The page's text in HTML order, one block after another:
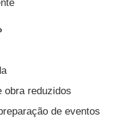
obra reduzidos
de eventos